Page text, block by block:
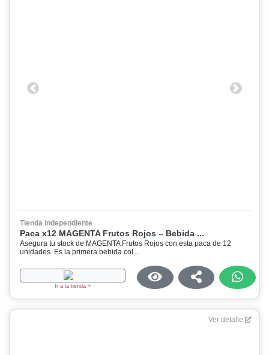
Previous Next
Tienda independiente
Paca x12 MAGENTA Frutos Rojos – Bebida ...
Asegura tu stock de MAGENTA Frutos Rojos con esta paca de 12
unidades. Es la primera bebida col ...
Ir a la tienda >
Ver detalle